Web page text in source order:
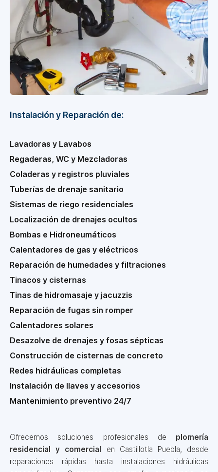
Instalación y Reparación de:
Lavadoras y Lavabos
Regaderas, WC y Mezcladoras
Coladeras y registros pluviales
Tuberías de drenaje sanitario
Sistemas de riego residenciales
Localización de drenajes ocultos
Bombas e Hidroneumáticos
Calentadores de gas y eléctricos
Reparación de humedades y filtraciones
Tinacos y cisternas
Tinas de hidromasaje y jacuzzis
Reparación de fugas sin romper
Calentadores solares
Desazolve de drenajes y fosas sépticas
Construcción de cisternas de concreto
Redes hidráulicas completas
Instalación de llaves y accesorios
Mantenimiento preventivo 24/7
Ofrecemos soluciones profesionales de plomería
residencial y comercial en Castillotla Puebla, desde
reparaciones rápidas hasta instalaciones hidráulicas